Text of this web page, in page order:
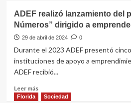
mujeres
en
básquet
3”
niños
y
niñas
son
presente”
ADEF realizó lanzamiento del
Números” dirigido a
29 de abril de 2024 0
Durante el 2023 ADEF presentó
instituciones de apoyo a
ADEF recibió...
Leer másLeer
más
Florida Sociedad